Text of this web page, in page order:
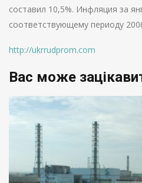
составил 10,5%. Инфляция за
соответствующему периоду
http://ukrrudprom.com
Вас може